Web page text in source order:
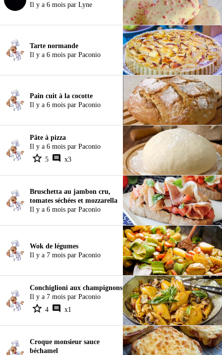
Il y a 6 mois par Lyne
Tarte normande
Il y a 6 mois par Paconio
Pain cuit à la cocotte
Il y a 6 mois par Paconio
Pâte à pizza
Il y a 6 mois par Paconio
5
x3
Bruschetta au jambon cru,
tomates séchées et mozzarella
Il y a 6 mois par Paconio
Wok de légumes
Il y a 7 mois par Paconio
Conchiglioni aux champignons
Il y a 7 mois par Paconio
4
x1
Croque monsieur sauce
béchamel